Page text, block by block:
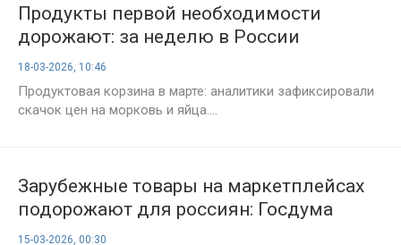
Продукты первой необходимости
дорожают: за неделю в России
зафиксирован новый скачок цен
18-03-2026, 10:46
Продуктовая корзина в марте: аналитики зафиксировали
скачок цен на морковь и яйца....
Зарубежные товары на маркетплейсах
подорожают для россиян: Госдума
одобрила введение налога на покупки
15-03-2026, 00:30